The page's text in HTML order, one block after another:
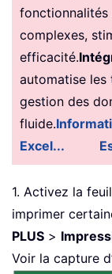
fonctionnalités
complexes,
efficacité.
automatise les
gestion des
fluide.
Excel...
1. Activez la
imprimer
PLUS >
Voir la capture